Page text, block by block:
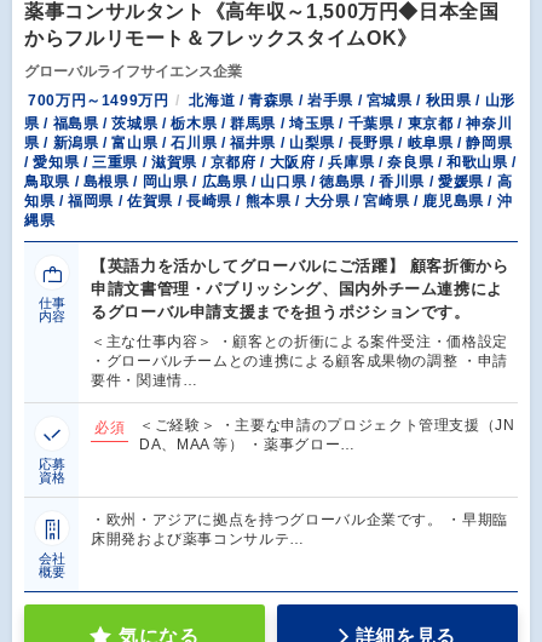
薬事コンサルタント《高年収～1,500万円◆日本全国
からフルリモート＆フレックスタイムOK》
グローバルライフサイエンス企業
700万円～1499万円
北海道 / 青森県 / 岩手県 / 宮城県 / 秋田県 / 山形
県 / 福島県 / 茨城県 / 栃木県 / 群馬県 / 埼玉県 / 千葉県 / 東京都 / 神奈川
県 / 新潟県 / 富山県 / 石川県 / 福井県 / 山梨県 / 長野県 / 岐阜県 / 静岡県
/ 愛知県 / 三重県 / 滋賀県 / 京都府 / 大阪府 / 兵庫県 / 奈良県 / 和歌山県 /
鳥取県 / 島根県 / 岡山県 / 広島県 / 山口県 / 徳島県 / 香川県 / 愛媛県 / 高
知県 / 福岡県 / 佐賀県 / 長崎県 / 熊本県 / 大分県 / 宮崎県 / 鹿児島県 / 沖
縄県
仕事
内容
【英語力を活かしてグローバルにご活躍】 顧客折衝から
申請文書管理・パブリッシング、国内外チーム連携によ
るグローバル申請支援までを担うポジションです。
＜主な仕事内容＞ ・顧客との折衝による案件受注・価格設定
・グローバルチームとの連携による顧客成果物の調整 ・申請
要件・関連情…
応募
資格
必須
＜ご経験＞ ・主要な申請のプロジェクト管理支援（JN
DA、MAA 等） ・薬事グロー…
会社
概要
・欧州・アジアに拠点を持つグローバル企業です。 ・早期臨
床開発および薬事コンサルテ…
気になる 詳細を見る